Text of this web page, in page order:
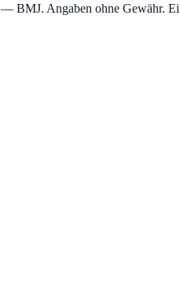
— BMJ. Angaben ohne Gewähr.